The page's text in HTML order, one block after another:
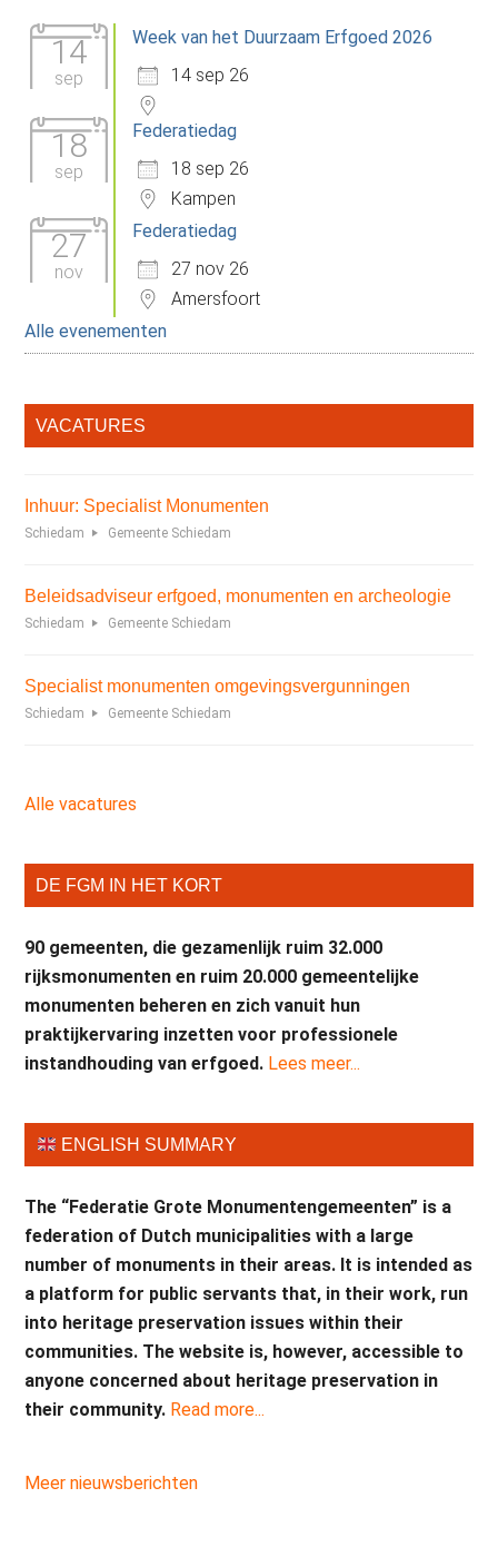
14
sep
Week van het Duurzaam Erfgoed 2026
14 sep 26
18
sep
Federatiedag
18 sep 26
Kampen
27
nov
Federatiedag
27 nov 26
Amersfoort
Alle evenementen
VACATURES
Inhuur: Specialist Monumenten
Schiedam Gemeente Schiedam
Beleidsadviseur erfgoed, monumenten en archeologie
Schiedam Gemeente Schiedam
Specialist monumenten omgevingsvergunningen
Schiedam Gemeente Schiedam
Alle vacatures
DE FGM IN HET KORT
90 gemeenten, die gezamenlijk ruim 32.000
rijksmonumenten en ruim 20.000 gemeentelijke
monumenten beheren en zich vanuit hun
praktijkervaring inzetten voor professionele
instandhouding van erfgoed. Lees meer...
ENGLISH SUMMARY
The “Federatie Grote Monumentengemeenten” is a
federation of Dutch municipalities with a large
number of monuments in their areas. It is intended as
a platform for public servants that, in their work, run
into heritage preservation issues within their
communities. The website is, however, accessible to
anyone concerned about heritage preservation in
their community. Read more...
Meer nieuwsberichten